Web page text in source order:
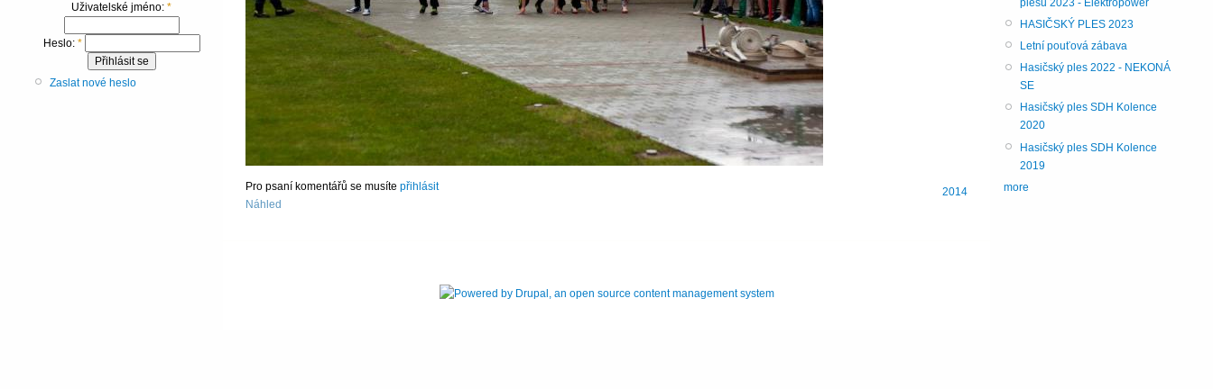
Uživatelské jméno: *
Heslo: *
Zaslat nové heslo
2014
Pro psaní komentářů se musíte přihlásit
Náhled
HASIČSKÝ PLES 2023
Letní pouťová zábava
Hasičský ples 2022 - NEKONÁ
SE
Hasičský ples SDH Kolence
2020
Hasičský ples SDH Kolence
2019
more